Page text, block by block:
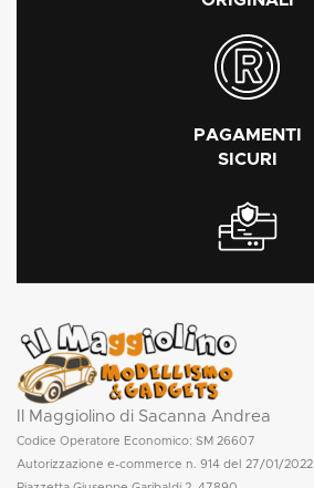
PAGAMENTI
SICURI
Il Maggiolino di Sacanna Andrea
Codice Operatore Economico: SM 26607
Autorizzazione e-commerce n. 914 del 27/01/2022